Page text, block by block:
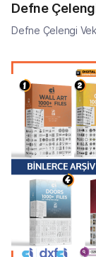
Defne
Defne Çelengi